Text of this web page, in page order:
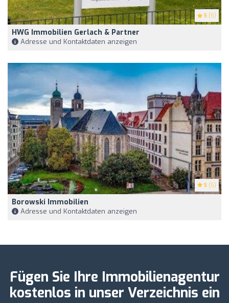
5 (5)
HWG Immobilien Gerlach & Partner
Adresse und Kontaktdaten anzeigen
5 (5)
Borowski Immobilien
Adresse und Kontaktdaten anzeigen
Fügen Sie Ihre Immobilienagentur
kostenlos in unser Verzeichnis ein